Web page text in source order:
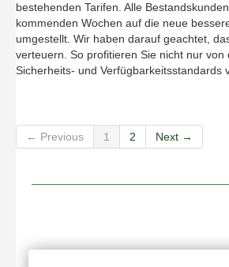
bestehenden Tarifen. Alle
kommenden Wochen auf die neue
umgestellt. Wir haben darauf geachtet,
verteuern. So profitieren Sie nicht nur von
Sicherheits- und Verfügbarkeitsstandards
← Previous 1 2 Next →